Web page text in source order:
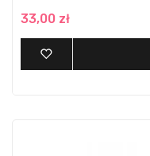
33,00 zł